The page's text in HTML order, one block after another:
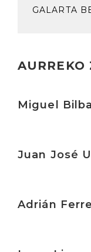
GALARTA
AURREKO
Miguel
Juan José
Adrián